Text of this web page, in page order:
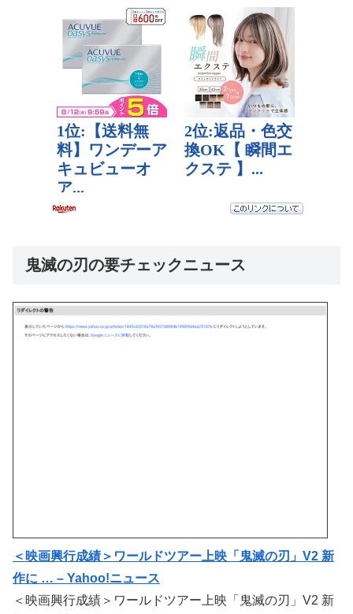
鬼滅の刃の要チェックニュース
＜映画興行成績＞ワールドツアー上映「鬼滅の刃」V2 新
作に … – Yahoo!ニュース
＜映画興行成績＞ワールドツアー上映「鬼滅の刃」V2 新